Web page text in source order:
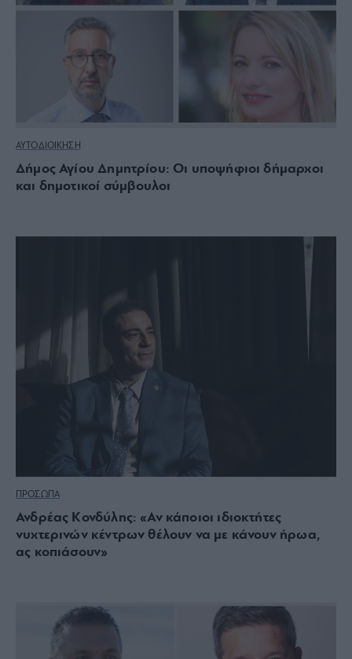
ΑΥΤΟΔΙΟΙΚΗΣΗ
Δήμος Αγίου Δημητρίου: Οι υποψήφιοι δήμαρχοι
και δημοτικοί σύμβουλοι
ΠΡΟΣΩΠΑ
Ανδρέας Κονδύλης: «Αν κάποιοι ιδιοκτήτες
νυχτερινών κέντρων θέλουν να με κάνουν ήρωα,
ας κοπιάσουν»